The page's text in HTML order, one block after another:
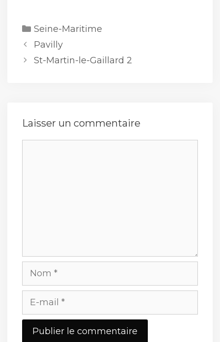
Catégories
Seine-Maritime
Pavilly
St-Martin-le-Gaillard 2
Laisser un commentaire
Nom
E-
Site